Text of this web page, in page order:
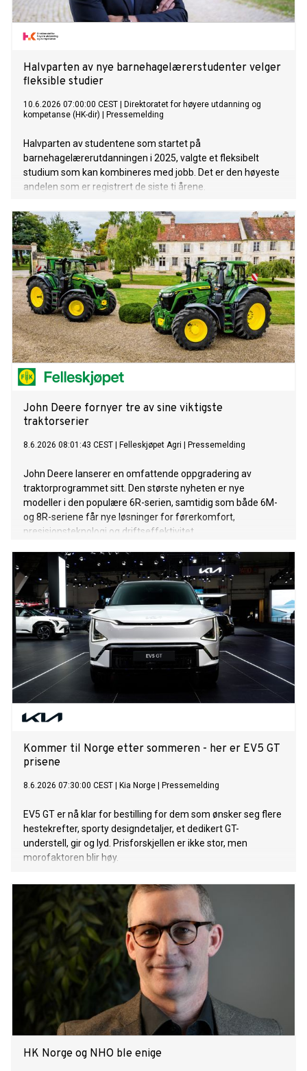
Halvparten av nye barnehagelærerstudenter velger
fleksible studier
10.6.2026 07:00:00 CEST
Direktoratet for høyere utdanning og
kompetanse (HK-dir)
Pressemelding
Halvparten av studentene som startet på
barnehagelærerutdanningen i 2025, valgte et fleksibelt
studium som kan kombineres med jobb. Det er den høyeste
andelen som er registrert de siste ti årene.
John Deere fornyer tre av sine viktigste
traktorserier
8.6.2026 08:01:43 CEST Felleskjøpet Agri Pressemelding
John Deere lanserer en omfattende oppgradering av
traktorprogrammet sitt. Den største nyheten er nye
modeller i den populære 6R-serien, samtidig som både 6M-
og 8R-seriene får nye løsninger for førerkomfort,
presisjonsteknologi og driftseffektivitet.
Kommer til Norge etter sommeren - her er EV5 GT
prisene
8.6.2026 07:30:00 CEST Kia Norge Pressemelding
EV5 GT er nå klar for bestilling for dem som ønsker seg flere
hestekrefter, sporty designdetaljer, et dedikert GT-
understell, gir og lyd. Prisforskjellen er ikke stor, men
morofaktoren blir høy.
HK Norge og NHO ble enige